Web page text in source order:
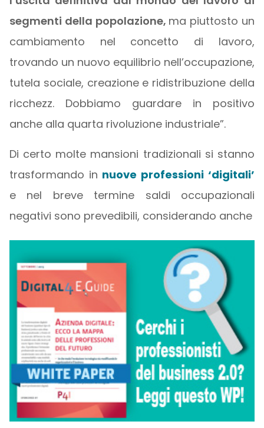
segmenti della popolazione, ma piuttosto un
cambiamento nel concetto di lavoro,
trovando un nuovo equilibrio nell’occupazione,
tutela sociale, creazione e ridistribuzione della
ricchezz. Dobbiamo guardare in positivo
anche alla quarta rivoluzione industriale”.
Di certo molte mansioni tradizionali si stanno
trasformando in nuove professioni ‘digitali’
e nel breve termine saldi occupazionali
negativi sono prevedibili, considerando anche